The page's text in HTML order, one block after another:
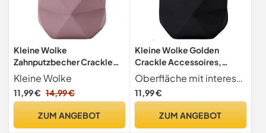
Kleine Wolke
Zahnputzbecher Crackle
Rouge
Kleine Wolke
11,99 € 14,99 €
ZUM ANGEBOT
Kleine Wolke Golden
Crackle Accessoires,
Polyresin, Schwarz Maße
ca. 80 x 100 mm
Oberfläche mit interessanter 3D Struktur mit goldfarbenen Details
11,99 €
ZUM ANGEBOT